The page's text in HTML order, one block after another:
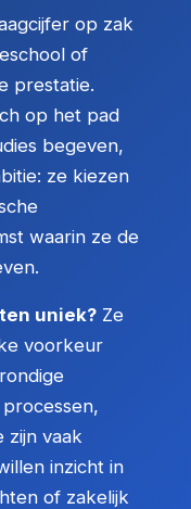
op zak
of
prestatie.
op het pad
begeven,
ze kiezen
waarin ze de
uniek? Ze
voorkeur
zijn vaak
inzicht in
of zakelijk